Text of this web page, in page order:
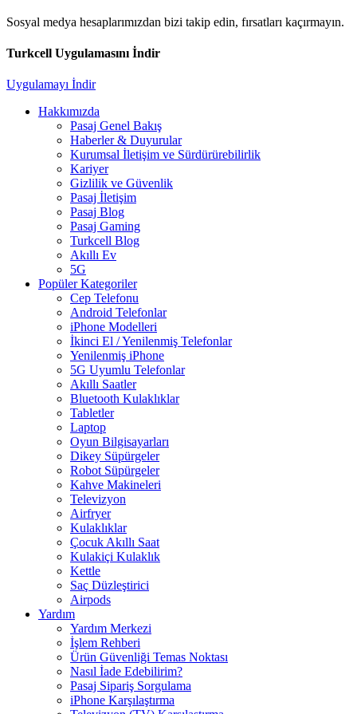
Sosyal medya hesaplarımızdan bizi takip edin, fırsatları kaçırmayın.
Turkcell Uygulamasını İndir
Uygulamayı İndir
Hakkımızda
Pasaj Genel Bakış
Haberler & Duyurular
Kurumsal İletişim ve Sürdürürebilirlik
Kariyer
Gizlilik ve Güvenlik
Pasaj İletişim
Pasaj Blog
Pasaj Gaming
Turkcell Blog
Akıllı Ev
5G
Popüler Kategoriler
Cep Telefonu
Android Telefonlar
iPhone Modelleri
İkinci El / Yenilenmiş Telefonlar
Yenilenmiş iPhone
5G Uyumlu Telefonlar
Akıllı Saatler
Bluetooth Kulaklıklar
Tabletler
Laptop
Oyun Bilgisayarları
Dikey Süpürgeler
Robot Süpürgeler
Kahve Makineleri
Televizyon
Airfryer
Kulaklıklar
Çocuk Akıllı Saat
Kulakiçi Kulaklık
Kettle
Saç Düzleştirici
Airpods
Yardım
Yardım Merkezi
İşlem Rehberi
Ürün Güvenliği Temas Noktası
Nasıl İade Edebilirim?
Pasaj Sipariş Sorgulama
iPhone Karşılaştırma